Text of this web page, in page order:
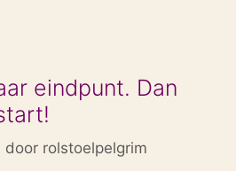
eindpunt. Dan
door rolstoelpelgrim